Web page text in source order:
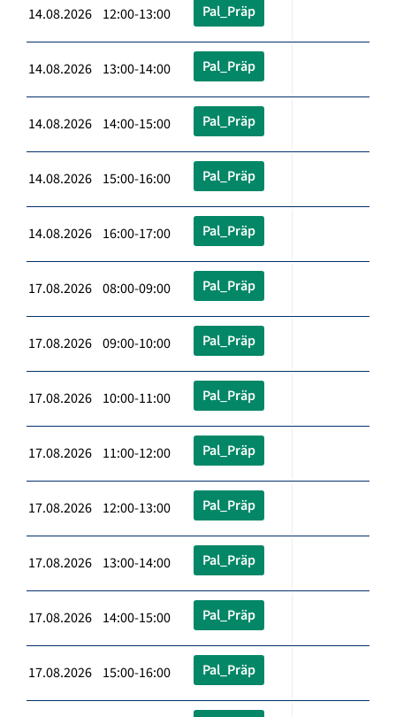
14.08.2026 12:00-13:00 Pal_Präp
14.08.2026 13:00-14:00 Pal_Präp
14.08.2026 14:00-15:00 Pal_Präp
14.08.2026 15:00-16:00 Pal_Präp
14.08.2026 16:00-17:00 Pal_Präp
17.08.2026 08:00-09:00 Pal_Präp
17.08.2026 09:00-10:00 Pal_Präp
17.08.2026 10:00-11:00 Pal_Präp
17.08.2026 11:00-12:00 Pal_Präp
17.08.2026 12:00-13:00 Pal_Präp
17.08.2026 13:00-14:00 Pal_Präp
17.08.2026 14:00-15:00 Pal_Präp
17.08.2026 15:00-16:00 Pal_Präp